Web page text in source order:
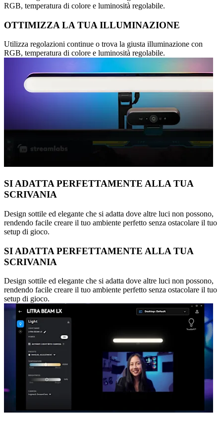
RGB, temperatura di colore e luminosità regolabile.
OTTIMIZZA LA TUA ILLUMINAZIONE
Utilizza regolazioni continue o trova la giusta illuminazione con
RGB, temperatura di colore e luminosità regolabile.
SI ADATTA PERFETTAMENTE ALLA TUA
SCRIVANIA
Design sottile ed elegante che si adatta dove altre luci non possono,
rendendo facile creare il tuo ambiente perfetto senza ostacolare il tuo
setup di gioco.
SI ADATTA PERFETTAMENTE ALLA TUA
SCRIVANIA
Design sottile ed elegante che si adatta dove altre luci non possono,
rendendo facile creare il tuo ambiente perfetto senza ostacolare il tuo
setup di gioco.